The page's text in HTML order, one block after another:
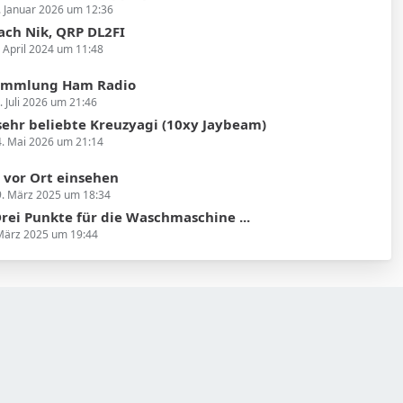
Januar 2026 um 12:36
Nik, QRP DL2FI
April 2024 um 11:48
Ham Radio
Juli 2026 um 21:46
beliebte Kreuzyagi (10xy Jaybeam)
Mai 2026 um 21:14
Ort einsehen
März 2025 um 18:34
Punkte für die Waschmaschine ...
2025 um 19:44